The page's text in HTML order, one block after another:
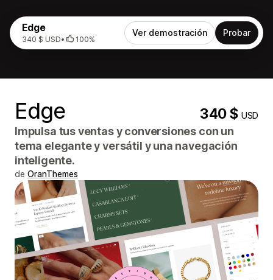
Edge
340 $ USD• 100%
Ver demostración Probar
Edge 340 $USD
Impulsa tus ventas y conversiones con un
tema elegante y versátil y una navegación
inteligente.
de OranThemes